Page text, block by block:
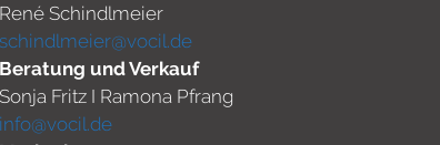
René Schindlmeier
schindlmeier@vocil.de
Beratung und Verkauf
Sonja Fritz I Ramona Pfrang
info@vocil.de